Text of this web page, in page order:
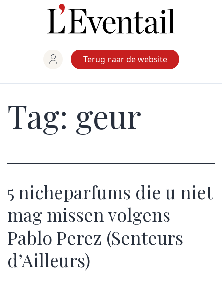
Terug naar de website
Tag: geur
5 nicheparfums die u niet
mag missen volgens
Pablo Perez (Senteurs
d’Ailleurs)